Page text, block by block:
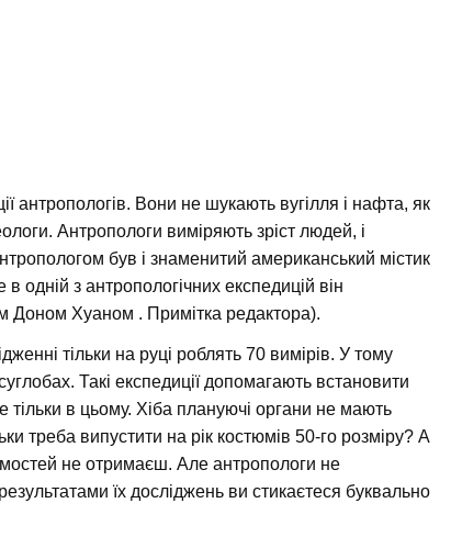
антропологів. Вони не шукають вугілля і нафта, як
Антропологи виміряють зріст людей, і
був і знаменитий американський містик
одній з антропологічних експедицій він
Доном Хуаном . Примітка редактора).
тільки на руці роблять 70 вимірів. У тому
Такі експедиції допомагають встановити
тільки в цьому. Хіба плануючі органи не мають
треба випустити на рік костюмів 50-го розміру? А
не отримаєш. Але антропологи не
їх досліджень ви стикаєтеся буквально